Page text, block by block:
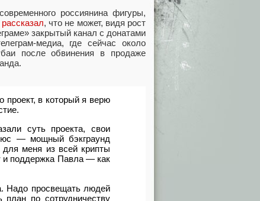
россиянина фигуры,
рассказал, что не может, видя рост
закрытый канал с донатами
медиа,
где сейчас около
после обвинения в продаже
проект, в который я верю
суть проекта,
свои
— мощный бэкграунд
меня из всей крипты
и поддержка Павла — как
Надо просвещать людей
по сотрудничеству